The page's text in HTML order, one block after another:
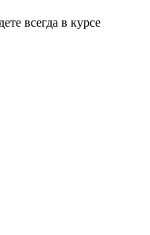
всегда в курсе